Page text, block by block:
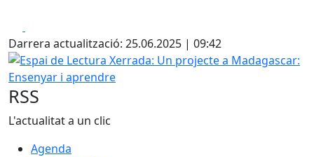
Darrera actualització: 25.06.2025 | 09:42
Espai de Lectura Xerrada: Un projecte a Madagascar:
RSS
L'actualitat a un clic
Agenda